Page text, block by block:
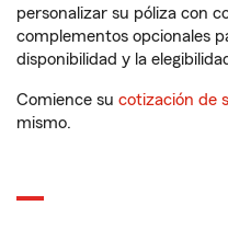
personalizar su póliza con
complementos opcionales
disponibilidad y la
Comience su cotización de
mismo.